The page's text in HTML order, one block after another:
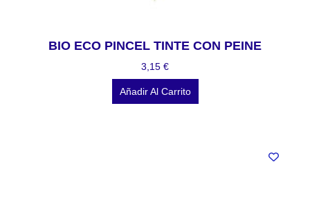
BIO ECO PINCEL TINTE CON PEINE
3,15 €
Añadir Al Carrito